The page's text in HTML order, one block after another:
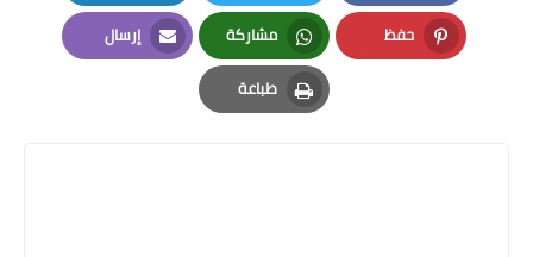
Facebook
Twitter
LinkedIn
حفظ
Pinterest
مشاركة
Whatsapp
إرسال
Email
طباعة
Print